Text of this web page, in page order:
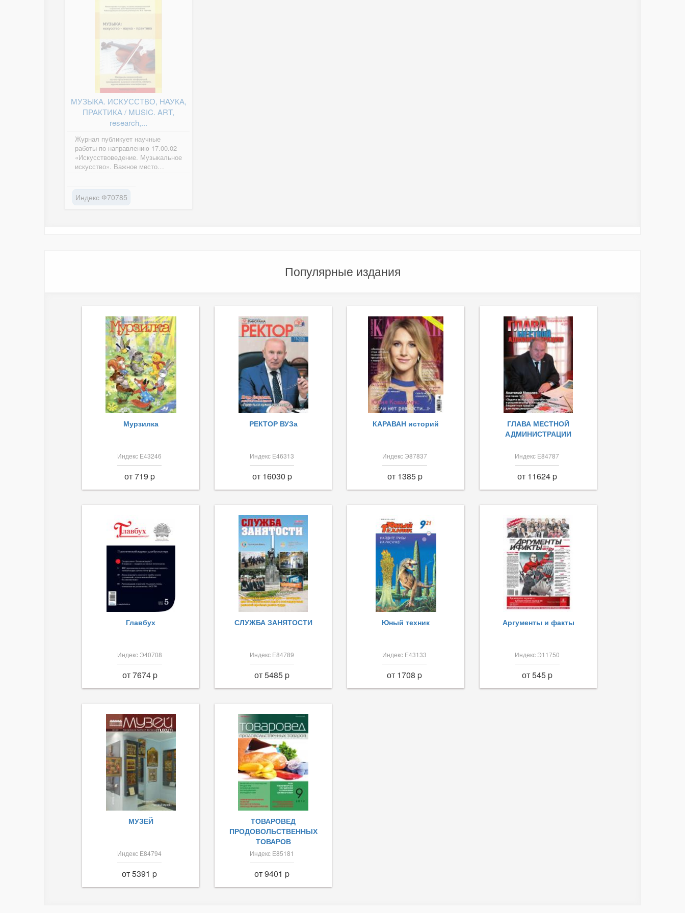
МУЗЫКА. ИСКУССТВО, НАУКА,
ПРАКТИКА / MUSIC. ART,
research,...
Журнал публикует научные
работы по направлению 17.00.02
«Искусствоведение. Музыкальное
искусство». Важное место
Индекс Ф70785
Популярные издания
Мурзилка
Индекс Е43246
от 719 p
РЕКТОР ВУЗа
Индекс Е46313
от 16030 p
КАРАВАН историй
Индекс Э87837
от 1385 p
ГЛАВА МЕСТНОЙ
АДМИНИСТРАЦИИ
Индекс Е84787
от 11624 p
Главбух
Индекс Э40708
от 7674 p
СЛУЖБА ЗАНЯТОСТИ
Индекс Е84789
от 5485 p
Юный техник
Индекс Е43133
от 1708 p
Аргументы и факты
Индекс Э11750
от 545 p
МУЗЕЙ
Индекс Е84794
от 5391 p
ТОВАРОВЕД
ПРОДОВОЛЬСТВЕННЫХ
ТОВАРОВ
Индекс Е85181
от 9401 p